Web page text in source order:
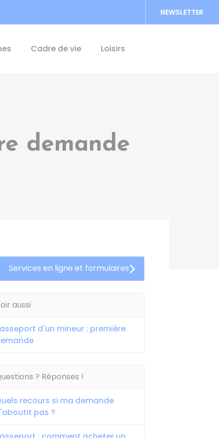
NEWSLETTER
Cadre de vie Loisirs
demande
Services en ligne et formulaires
aussi
d'un mineur : première
? Réponses !
recours si ma demande
pas ?